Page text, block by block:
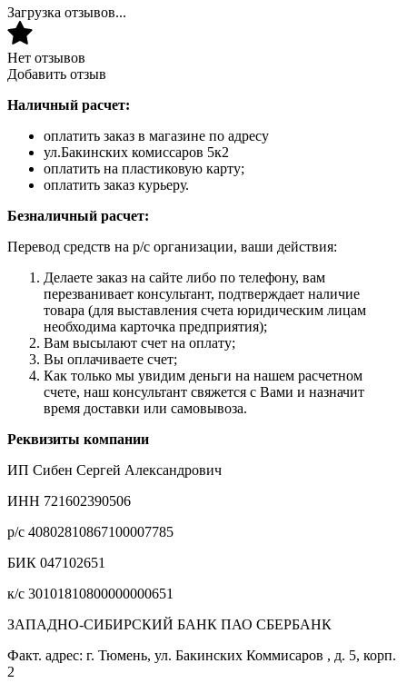
Загрузка отзывов...
Нет отзывов
Добавить отзыв
Наличный расчет:
оплатить заказ в магазине по адресу
ул.Бакинских комиссаров 5к2
оплатить на пластиковую карту;
оплатить заказ курьеру.
Безналичный расчет:
Перевод средств на р/с организации, ваши действия:
Делаете заказ на сайте либо по телефону, вам
перезванивает консультант, подтверждает наличие
товара (для выставления счета юридическим лицам
необходима карточка предприятия);
Вам высылают счет на оплату;
Вы оплачиваете счет;
Как только мы увидим деньги на нашем расчетном
счете, наш консультант свяжется с Вами и назначит
время доставки или самовывоза.
Реквизиты компании
ИП Сибен Сергей Александрович
ИНН 721602390506
р/с 40802810867100007785
БИК 047102651
к/с 30101810800000000651
ЗАПАДНО-СИБИРСКИЙ БАНК ПАО СБЕРБАНК
Факт. адрес: г. Тюмень, ул. Бакинских Коммисаров , д. 5, корп.
2